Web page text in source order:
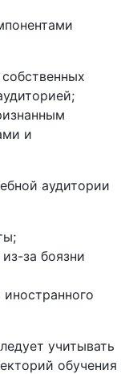
и
аудитории
за боязни
обучения
оценивания